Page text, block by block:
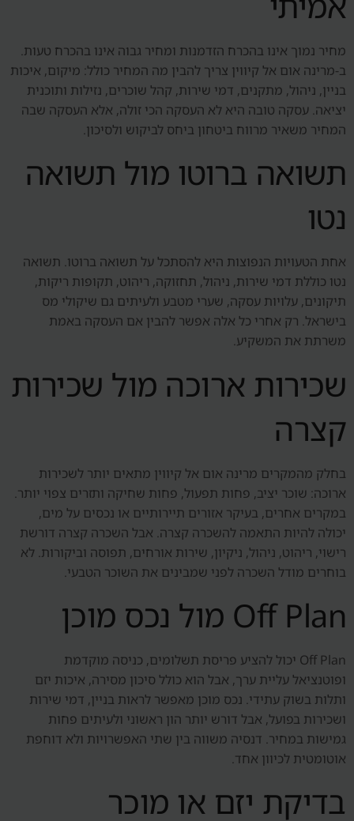
מחיר נמוך אינו בהכרח הזדמנות ומחיר גבוה אינו בהכרח טעות.
ב-מרינה אום אל קיווין צריך להבין מה המחיר כולל: מיקום, איכות
בניין, ניהול, מתקנים, דמי שירות, קהל שוכרים, נזילות ותוכנית
יציאה. עסקה טובה היא לא העסקה הכי זולה, אלא העסקה שבה
המחיר משאיר מרווח ביטחון ביחס לביקוש ולסיכון.
תשואה ברוטו מול תשואה
נטו
אחת הטעויות הנפוצות היא להסתכל על תשואה ברוטו. תשואה
נטו כוללת דמי שירות, ניהול, תחזוקה, ריהוט, תקופות ריקות,
תיקונים, עלויות עסקה, שערי מטבע ולעיתים גם שיקולי מס
בישראל. רק אחרי כל אלה אפשר להבין אם העסקה באמת
משרתת את המשקיע.
שכירות ארוכה מול שכירות
קצרה
בחלק מהמקרים מרינה אום אל קיווין מתאים יותר לשכירות
ארוכה: שוכר יציב, פחות תפעול, פחות שחיקה ותזרים צפוי יותר.
במקרים אחרים, בעיקר אזורים תיירותיים או נכסים על מים,
יכולה להיות התאמה להשכרה קצרה. אבל השכרה קצרה דורשת
רישוי, ריהוט, ניהול, ניקיון, שירות אורחים, תפוסה וביקורות. לא
בוחרים מודל השכרה לפני שמבינים את השוכר הטבעי.
Off Plan מול נכס מוכן
Off Plan יכול להציע פריסת תשלומים, כניסה מוקדמת
ופוטנציאל עליית ערך, אבל הוא כולל סיכון מסירה, איכות יזם
ותלות בשוק עתידי. נכס מוכן מאפשר לראות בניין, דמי שירות
ושכירות בפועל, אבל דורש יותר הון ראשוני ולעיתים פחות
גמישות במחיר. דנסיה משווה בין שתי האפשרויות ולא דוחפת
אוטומטית לכיוון אחד.
בדיקת יזם או מוכר